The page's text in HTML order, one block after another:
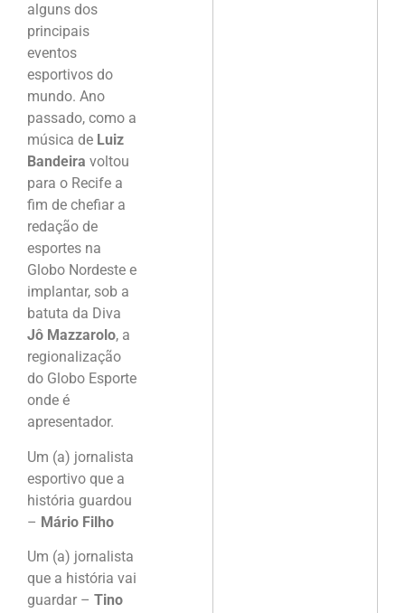
alguns dos
principais
eventos
esportivos do
mundo. Ano
passado, como a
música de Luiz
Bandeira voltou
para o Recife a
fim de chefiar a
redação de
esportes na
Globo Nordeste e
implantar, sob a
batuta da Diva
Jô Mazzarolo, a
regionalização
do Globo Esporte
onde é
apresentador.
Um (a) jornalista
esportivo que a
história guardou
– Mário Filho
Um (a) jornalista
que a história vai
guardar – Tino